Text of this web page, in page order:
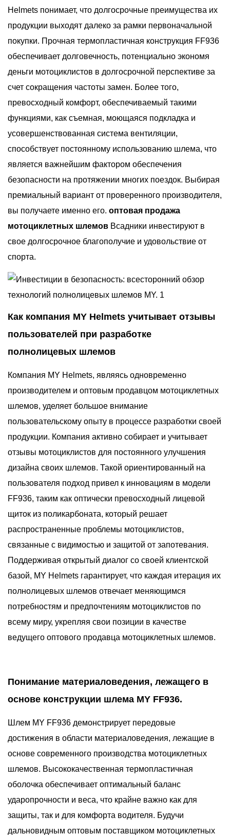
Helmets понимает, что долгосрочные преимущества их
продукции выходят далеко за рамки первоначальной
покупки. Прочная термопластичная конструкция FF936
обеспечивает долговечность, потенциально экономя
деньги мотоциклистов в долгосрочной перспективе за
счет сокращения частоты замен. Более того,
превосходный комфорт, обеспечиваемый такими
функциями, как съемная, моющаяся подкладка и
усовершенствованная система вентиляции,
способствует постоянному использованию шлема, что
является важнейшим фактором обеспечения
безопасности на протяжении многих поездок. Выбирая
премиальный вариант от проверенного производителя,
вы получаете именно его. оптовая продажа
мотоциклетных шлемов Всадники инвестируют в
свое долгосрочное благополучие и удовольствие от
спорта.
Как компания MY Helmets учитывает отзывы
пользователей при разработке
полнолицевых шлемов
Компания MY Helmets, являясь одновременно
производителем и оптовым продавцом мотоциклетных
шлемов, уделяет большое внимание
пользовательскому опыту в процессе разработки своей
продукции. Компания активно собирает и учитывает
отзывы мотоциклистов для постоянного улучшения
дизайна своих шлемов. Такой ориентированный на
пользователя подход привел к инновациям в модели
FF936, таким как оптически превосходный лицевой
щиток из поликарбоната, который решает
распространенные проблемы мотоциклистов,
связанные с видимостью и защитой от запотевания.
Поддерживая открытый диалог со своей клиентской
базой, MY Helmets гарантирует, что каждая итерация их
полнолицевых шлемов отвечает меняющимся
потребностям и предпочтениям мотоциклистов по
всему миру, укрепляя свои позиции в качестве
ведущего оптового продавца мотоциклетных шлемов.
Понимание материаловедения, лежащего в
основе конструкции шлема MY FF936.
Шлем MY FF936 демонстрирует передовые
достижения в области материаловедения, лежащие в
основе современного производства мотоциклетных
шлемов. Высококачественная термопластичная
оболочка обеспечивает оптимальный баланс
ударопрочности и веса, что крайне важно как для
защиты, так и для комфорта водителя. Будучи
дальновидным оптовым поставщиком мотоциклетных